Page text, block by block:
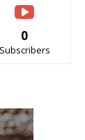
0
Subscribers